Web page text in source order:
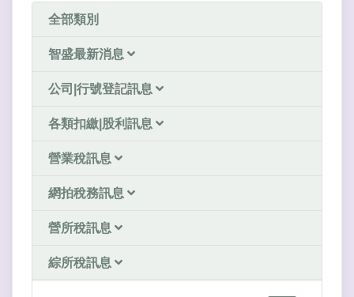
全部類別
智盛最新消息
公司|行號登記訊息
各類扣繳|股利訊息
營業稅訊息
網拍稅務訊息
營所稅訊息
綜所稅訊息